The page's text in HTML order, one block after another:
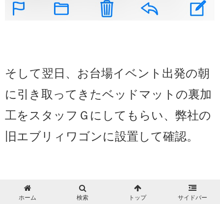
そして翌日、お台場イベント出発の朝
に引き取ってきたベッドマットの裏加
工をスタッフＧにしてもらい、弊社の
旧エブリィワゴンに設置して確認。
ホーム 検索 トップ サイドバー